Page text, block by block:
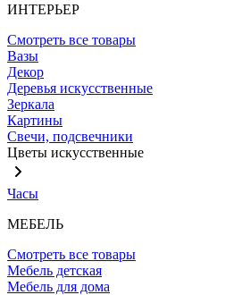
ИНТЕРЬЕР
Смотреть все товары
Вазы
Декор
Деревья искусственные
Зеркала
Картины
Свечи, подсвечники
Цветы искусственные
Часы
МЕБЕЛЬ
Смотреть все товары
Мебель детская
Мебель для дома